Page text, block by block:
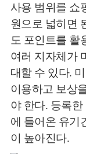
사용 범위를 쇼
원으로 넓히면
도 포인트를 활
여러 지자체가
대할 수 있다.
이용하고 보상
야 한다. 등록
에 들어온 유기
이 높아진다.